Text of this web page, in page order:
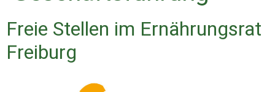
Freie Stellen im Ernährungsrat
Freiburg